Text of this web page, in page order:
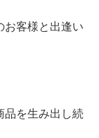
お客様と出逢い
品を生み出し続